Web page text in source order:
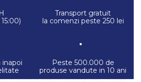
Transport gratuit
la comenzi peste 250 lei
inapoi
Peste 500.000 de
produse vandute in 10 ani